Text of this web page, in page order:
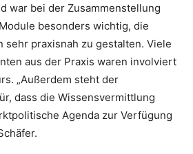
war bei der Zusammenstellung
besonders wichtig, die
sehr praxisnah zu gestalten. Viele
aus der Praxis waren involviert
„Außerdem steht der
dass die Wissensvermittlung
Agenda zur Verfügung